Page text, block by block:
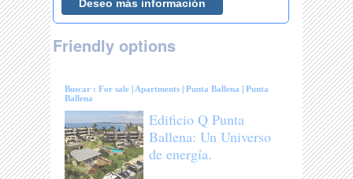
Friendly options
Buscar :For sale | Apartments |Punta Ballena |Punta
Ballena
Edificio Q Punta
Ballena: Un Universo
de energía.